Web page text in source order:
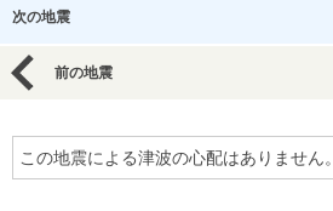
次の地震
前の地震
この地震による津波の心配はありません。